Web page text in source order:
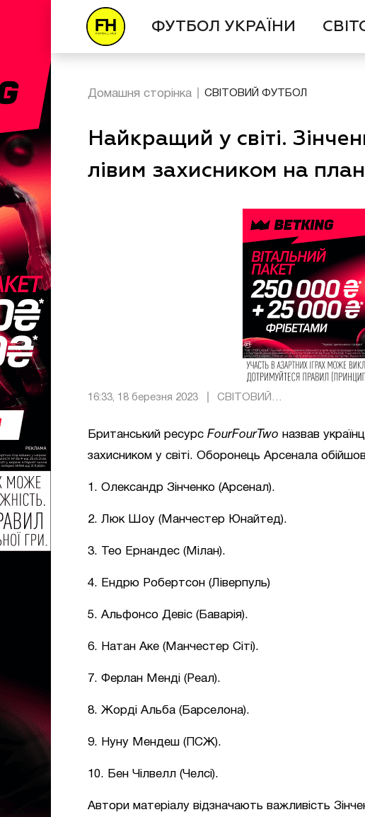
ФУТБОЛ УКРАЇНИ
Домашня сторінка СВІТОВИЙ ФУТБОЛ
Найкращий у світі.
лівим захисником на
16:33, 18 березня 2023
Британський ресурс FourFourTwo назвав
захисником у світі. Оборонець Арсенала
1. Олександр Зінченко (Арсенал).
2. Люк Шоу (Манчестер Юнайтед).
3. Тео Ернандес (Мілан).
4. Ендрю Робертсон (Ліверпуль)
5. Альфонсо Девіс (Баварія).
6. Натан Аке (Манчестер Сіті).
7. Ферлан Менді (Реал).
8. Жорді Альба (Барселона).
9. Нуну Мендеш (ПСЖ).
10. Бен Чілвелл (Челсі).
Автори матеріалу відзначають важливість